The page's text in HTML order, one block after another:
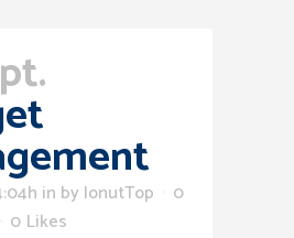
in by IonutTop
0
0 Likes